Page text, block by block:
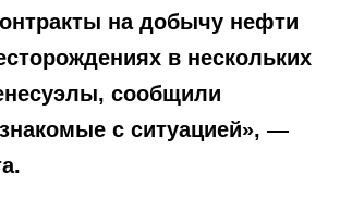
на добычу нефти
в нескольких
сообщили
с ситуацией», —